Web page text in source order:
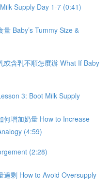
Supply Day 1-7 (0:41)
Baby’s Tummy Size &
或含乳不順怎麼辦 What If Baby
3: Boot Milk Supply
何增加奶量 How to Increase
(4:59)
(2:28)
過剩 How to Avoid Oversupply